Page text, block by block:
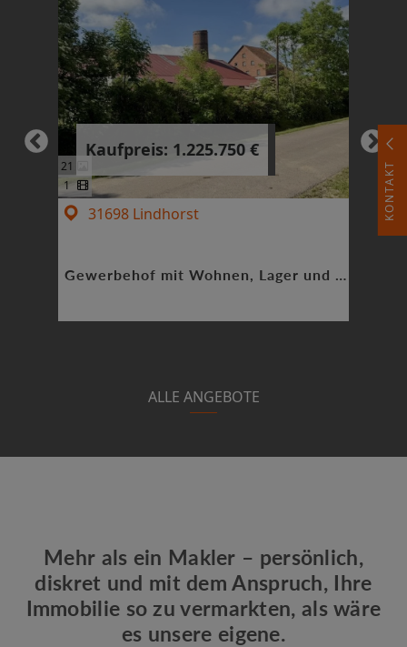
1
21
Kaufpreis: 1.225.750 €
31698 Lindhorst
21
ALLE ANGEBOTE
Mehr als ein Makler – persönlich,
diskret und mit dem Anspruch, Ihre
Immobilie so zu vermarkten, als wäre
es unsere eigene.
KONTAKT